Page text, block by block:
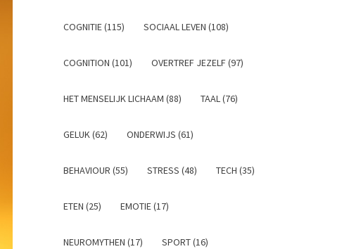
COGNITIE (115) SOCIAAL LEVEN (108)
COGNITION (101) OVERTREF JEZELF (97)
HET MENSELIJK LICHAAM (88) TAAL (76)
GELUK (62) ONDERWIJS (61)
BEHAVIOUR (55) STRESS (48) TECH (35)
ETEN (25) EMOTIE (17)
NEUROMYTHEN (17) SPORT (16)